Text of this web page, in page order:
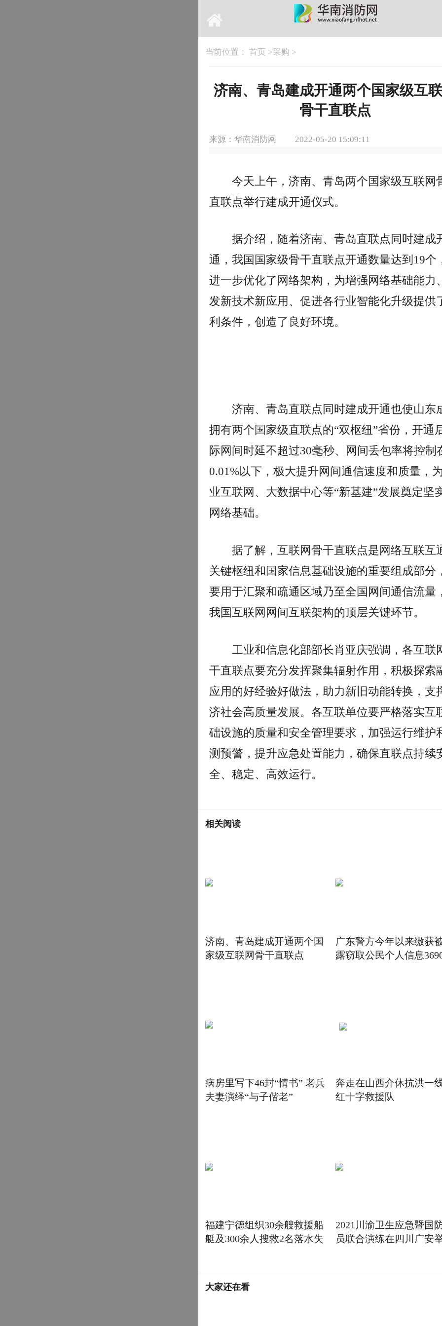
当前位置：首页 >采购 >
济南、青岛建成开通两个国家级互
骨干直联点
来源：华南消防网 2022-05-20 15:09:11
今天上午，济南、青岛两个国家级互联网
直联点举行建成开通仪式。
据介绍，随着济南、青岛直联点同时建成
通，我国 国家级骨干直联点开通数量达到19个
进一步优化了网络架构，为增强网络基础能力
发新技术新应用、促进各行业智能化升级提供
利条件，创造了良好环境。
济南、青岛直联点同时建成开通也使山东
拥有两个国家级直联点的“双枢纽”省份，开通
际网间时延不超过30毫秒、网间丢包率将控制
0.01%以下，极大提升网间通信速度和质量，
业互联网、大数据中心等“新基建”发展奠定坚
网络基础。
据了解，互联网骨干直联点是网络互联互
关键枢纽和国家信息基础设施的重要组成部分
要用于汇聚和疏通区域乃至全国网间通信流量
我国互联网网间互联架构的顶层关键环节。
工业和信息化部部长肖亚庆强调，各互联
干直联点要充分发挥聚集辐射作用，积极探索
应用的好经验好做法，助力新旧动能转换，支
济社会高质量发展。各互联单位要严格落实互
础设施的质量和安全管理要求，加强运行维护
测预警，提升应急处置能力，确保直联点持续
全、稳定、高效运行。
相关阅读
济南、青岛建成开通两个国
家级互联网骨干直联点
广东警方今年以来缴获
露窃取公民个人信息
病房里写下46封“情书” 老兵
夫妻演绎“与子偕老”
奔走在山西介休抗洪一
红十字救援队
福建宁德组织30余艘救援船
艇及300余人搜救2名落水失
2021川渝卫生应急暨国
员联合演练在四川广安
大家还在看